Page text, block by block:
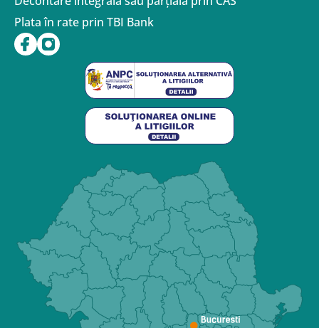
Plata în rate prin TBI Bank